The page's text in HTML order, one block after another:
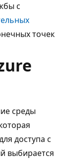
с
точек
среды
доступа с
выбирается